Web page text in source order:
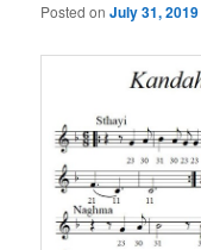
Posted onJuly 31, 2019